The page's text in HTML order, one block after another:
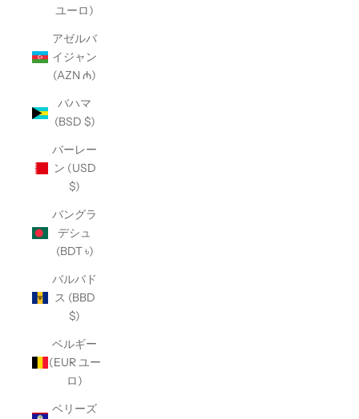
ユーロ)
アゼルバ
イジャン
(AZN ₼)
バハマ
(BSD $)
バーレー
ン (USD
$)
バングラ
デシュ
(BDT ৳)
バルバド
ス (BBD
$)
ベルギー
(EUR ユー
ロ)
ベリーズ